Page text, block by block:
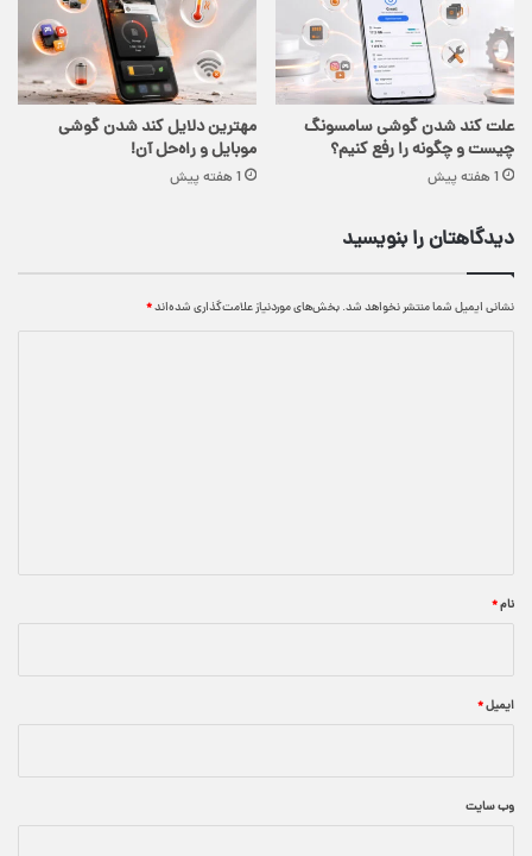
علت کند شدن گوشی سامسونگ
چیست و چگونه را رفع کنیم؟
1 هفته پیش
مهترین دلایل کند شدن گوشی
موبایل و راه‌حل آن!
1 هفته پیش
دیدگاهتان را بنویسید
نشانی ایمیل شما منتشر نخواهد شد.بخش‌های موردنیاز علامت‌گذاری شده‌اند*
نام*
ایمیل*
وب‌ سایت